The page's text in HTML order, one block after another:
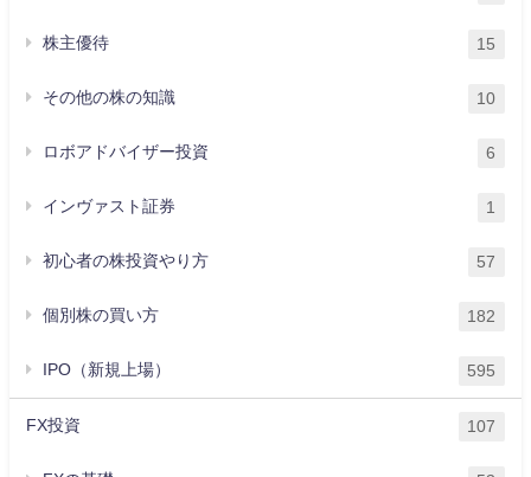
株主優待 15
その他の株の知識 10
ロボアドバイザー投資 6
インヴァスト証券 1
初心者の株投資やり方 57
個別株の買い方 182
IPO（新規上場） 595
FX投資 107